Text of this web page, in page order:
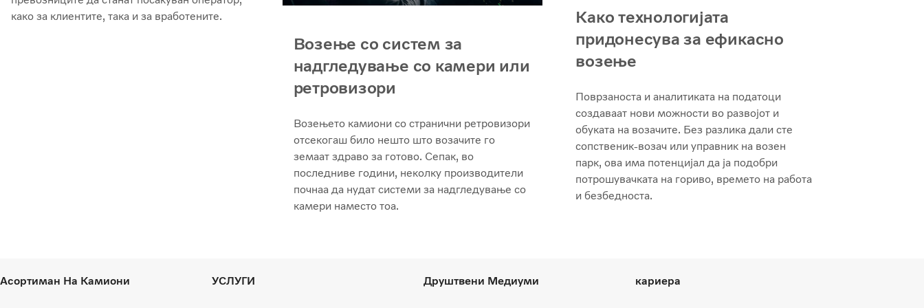
како за клиентите, така и за вработените.
Возење со систем за
надгледување со камери или
ретровизори
Возењето камиони со странични ретровизори
отсекогаш било нешто што возачите го
земаат здраво за готово. Сепак, во
последниве години, неколку производители
почнаа да нудат системи за надгледување со
камери наместо тоа.
Како технологијата
придонесува за ефикасно
возење
Поврзаноста и аналитиката на податоци
создаваат нови можности во развојот и
обуката на возачите. Без разлика дали сте
сопственик-возач или управник на возен
парк, ова има потенцијал да ја подобри
потрошувачката на гориво, времето на работа
и безбедноста.
Асортиман На Камиони УСЛУГИ Друштвени Медиуми кариера